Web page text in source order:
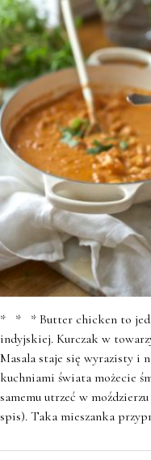
* * * Butter chicken to
indyjskiej. Kurczak w
Masala staje się wyrazisty i
kuchniami świata możecie
samemu utrzeć w
spis). Taka mieszanka